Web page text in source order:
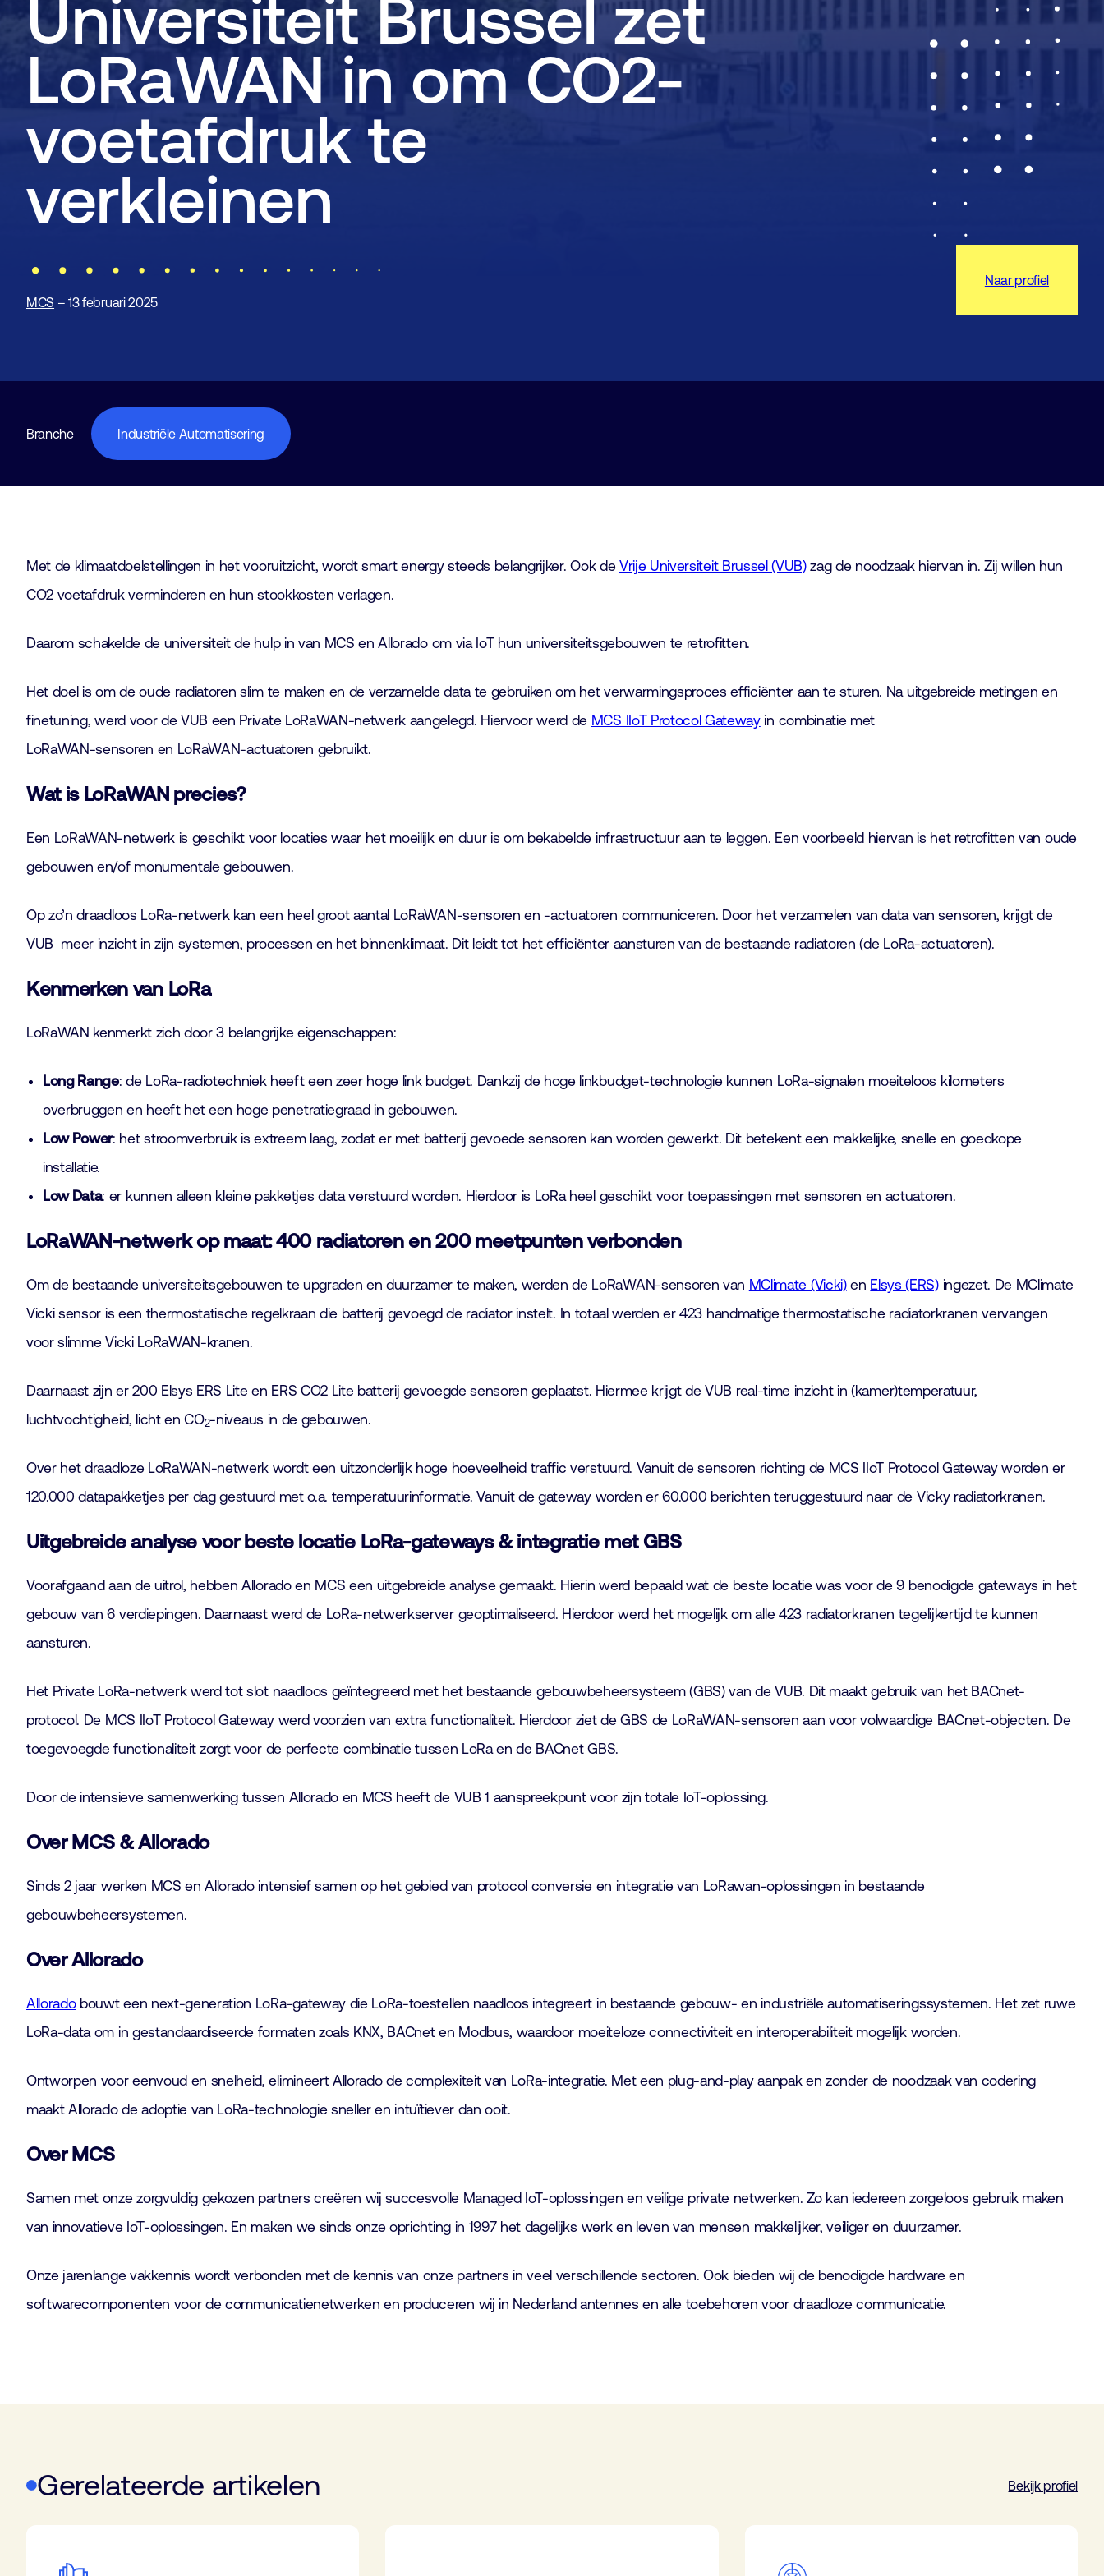
Lid worden
Laboratorium Technologie
Workshops
Medewerkers
Werken bij FHI
Universiteit Brussel zet
LoRaWAN in om CO2-
voetafdruk te
verkleinen
MCS – 13 februari 2025
Naar profiel
Branche Industriële Automatisering
Met de klimaatdoelstellingen in het vooruitzicht, wordt smart energy steeds belangrijker. Ook de Vrije Universiteit Brussel (VUB)zag de noodzaak hiervan in. Zij willen hun
CO2 voetafdruk verminderen en hun stookkosten verlagen.
Daarom schakelde de universiteit de hulp in van MCS en Allorado om via IoT hun universiteitsgebouwen te retrofitten.
Het doel is om de oude radiatoren slim te maken en de verzamelde data te gebruiken om het verwarmingsproces efficiënter aan te sturen. Na uitgebreide metingen en
finetuning, werd voor de VUB een Private LoRaWAN-netwerk aangelegd. Hiervoor werd de MCS IIoT Protocol Gatewayin combinatie met
LoRaWAN-sensoren en LoRaWAN-actuatoren gebruikt.
Wat is LoRaWAN precies?
Een LoRaWAN-netwerk is geschikt voor locaties waar het moeilijk en duur is om bekabelde infrastructuur aan te leggen. Een voorbeeld hiervan is het retrofitten van oude
gebouwen en/of monumentale gebouwen.
Op zo’n draadloos LoRa-netwerk kan een heel groot aantal LoRaWAN-sensoren en -actuatoren communiceren. Door het verzamelen van data van sensoren, krijgt de
VUB meer inzicht in zijn systemen, processen en het binnenklimaat. Dit leidt tot het efficiënter aansturen van de bestaande radiatoren (de LoRa-actuatoren).
Kenmerken van LoRa
LoRaWAN kenmerkt zich door 3 belangrijke eigenschappen:
Long Range: de LoRa-radiotechniek heeft een zeer hoge link budget. Dankzij de hoge linkbudget-technologie kunnen LoRa-signalen moeiteloos kilometers
overbruggen en heeft het een hoge penetratiegraad in gebouwen.
Low Power: het stroomverbruik is extreem laag, zodat er met batterij gevoede sensoren kan worden gewerkt. Dit betekent een makkelijke, snelle en goedkope
installatie.
Low Data: er kunnen alleen kleine pakketjes data verstuurd worden. Hierdoor is LoRa heel geschikt voor toepassingen met sensoren en actuatoren.
LoRaWAN-netwerk op maat: 400 radiatoren en 200 meetpunten verbonden
Om de bestaande universiteitsgebouwen te upgraden en duurzamer te maken, werden de LoRaWAN-sensoren van MClimate (Vicki)en Elsys (ERS)ingezet. De MClimate
Vicki sensor is een thermostatische regelkraan die batterij gevoegd de radiator instelt. In totaal werden er 423 handmatige thermostatische radiatorkranen vervangen
voor slimme Vicki LoRaWAN-kranen.
Daarnaast zijn er 200 Elsys ERS Lite en ERS CO2 Lite batterij gevoegde sensoren geplaatst. Hiermee krijgt de VUB real-time inzicht in (kamer)temperatuur,
luchtvochtigheid, licht en CO2-niveaus in de gebouwen.
Over het draadloze LoRaWAN-netwerk wordt een uitzonderlijk hoge hoeveelheid traffic verstuurd. Vanuit de sensoren richting de MCS IIoT Protocol Gateway worden er
120.000 datapakketjes per dag gestuurd met o.a. temperatuurinformatie. Vanuit de gateway worden er 60.000 berichten teruggestuurd naar de Vicky radiatorkranen.
Uitgebreide analyse voor beste locatie LoRa-gateways & integratie met GBS
Voorafgaand aan de uitrol, hebben Allorado en MCS een uitgebreide analyse gemaakt. Hierin werd bepaald wat de beste locatie was voor de 9 benodigde gateways in het
gebouw van 6 verdiepingen. Daarnaast werd de LoRa-netwerkserver geoptimaliseerd. Hierdoor werd het mogelijk om alle 423 radiatorkranen tegelijkertijd te kunnen
aansturen.
Het Private LoRa-netwerk werd tot slot naadloos geïntegreerd met het bestaande gebouwbeheersysteem (GBS) van de VUB. Dit maakt gebruik van het BACnet-
protocol. De MCS IIoT Protocol Gateway werd voorzien van extra functionaliteit. Hierdoor ziet de GBS de LoRaWAN-sensoren aan voor volwaardige BACnet-objecten. De
toegevoegde functionaliteit zorgt voor de perfecte combinatie tussen LoRa en de BACnet GBS.
Door de intensieve samenwerking tussen Allorado en MCS heeft de VUB 1 aanspreekpunt voor zijn totale IoT-oplossing.
Over MCS & Allorado
Sinds 2 jaar werken MCS en Allorado intensief samen op het gebied van protocol conversie en integratie van LoRawan-oplossingen in bestaande
gebouwbeheersystemen.
Over Allorado
Alloradobouwt een next-generation LoRa-gateway die LoRa-toestellen naadloos integreert in bestaande gebouw- en industriële automatiseringssystemen. Het zet ruwe
LoRa-data om in gestandaardiseerde formaten zoals KNX, BACnet en Modbus, waardoor moeiteloze connectiviteit en interoperabiliteit mogelijk worden.
Ontworpen voor eenvoud en snelheid, elimineert Allorado de complexiteit van LoRa-integratie. Met een plug-and-play aanpak en zonder de noodzaak van codering
maakt Allorado de adoptie van LoRa-technologie sneller en intuïtiever dan ooit.
Over MCS
Samen met onze zorgvuldig gekozen partners creëren wij succesvolle Managed IoT-oplossingen en veilige private netwerken. Zo kan iedereen zorgeloos gebruik maken
van innovatieve IoT-oplossingen. En maken we sinds onze oprichting in 1997 het dagelijks werk en leven van mensen makkelijker, veiliger en duurzamer.
Onze jarenlange vakkennis wordt verbonden met de kennis van onze partners in veel verschillende sectoren. Ook bieden wij de benodigde hardware en
softwarecomponenten voor de communicatienetwerken en produceren wij in Nederland antennes en alle toebehoren voor draadloze communicatie.
Gerelateerde artikelen Bekijk profiel